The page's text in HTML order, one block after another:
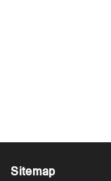
വിഴിഞ്ഞം
Sitemap